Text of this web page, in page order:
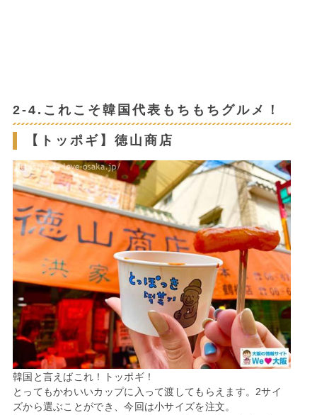
2-4.これこそ韓国代表もちもちグルメ！
【トッポギ】徳山商店
韓国と言えばこれ！トッポギ！
とってもかわいいカップに入って渡してもらえます。2サイ
ズから選ぶことができ、今回は小サイズを注文。